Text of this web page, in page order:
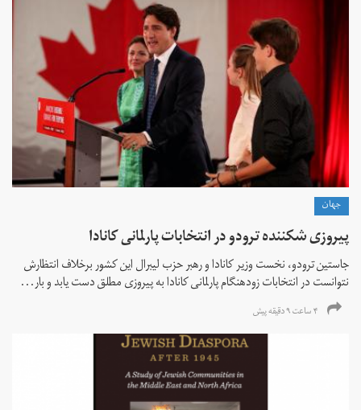
جهان
پیروزی شکننده ترودو در انتخابات پارلمانی کانادا
جاستین ترودو، نخست وزیر کانادا و رهبر حزب لیبرال این کشور برخلاف انتظارش
نتوانست در انتخابات زود‌هنگام پارلمانی کانادا به پیروزی مطلق دست یابد و بار...
۴ ساعت ۹ دقیقه پیش